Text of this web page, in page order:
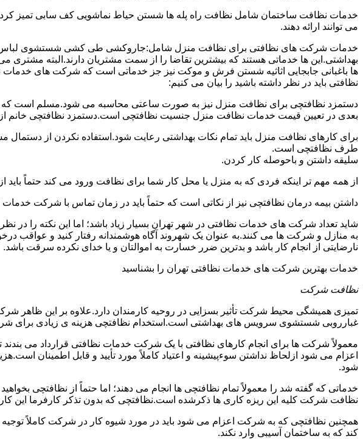
خدمات نظافت ساختمان شامل نظافت راه پله ها شستن حیاط نماشویی کف سابی تمیز
می توانند ارائه دهند.
خدمات شرکت های نظافتی برای نظافت منزل شامل:جاروکشی طی کشی شستشوی لباس
بهداشتی.این ها خدماتی هستند که بیشترین تقاضا را از سمت مشتریان دارند.البته
ها باغبانی جابجایی اثاثیه شستن فرش و موکت نیز جز خدماتی است که شرکت های خدمات
نظافتی باید در نظر داشته باشید را بیان می کنیم:
دستمزد نظافتچی برای نظافت منزل نیز به صورت ساعتی محاسبه می شود.مسلم است که
بعدی در تعیین قیمت خدمات نظافت منزل جنسیت نظافتچی است.دستمزد نظافتچی خانم
برای کارهای نظافت منزل باید تمام نکات بهداشتی رعایت شود.استفاده نکردن از
طرف نظافتچی است.
سلیقه داشتن و باحوصله کار کردن.
از همه مهم تر اینکه فردی که به منزل یا محل کار شما برای نظافت ورود می کند حتماً
داشتن بیمه درمان نظافتچی نیز از نکاتی است که حتماً باید در زمان تماس با شرکت
شاید تعداد شرکت های خدمات نظافتی در شهر تهران بسیار زیاد باشد؛ اما این نکته را در
به منازل و شرکت ها می کنند.به عنوان یک شهروند آگاه هوشمندانه رفتار کنید و عواقب
نارضایتی از انجام کار باشد و بدترین ضرر خسارت به اموالتان و یا خدای نکرده سرقت باشد.
خدمات بهترین شرکت های خدمات نظافتی تهران را بشناسید
نظافت شرکت
تمیزی همیشگی محیط شرکت تأثیر بسزایی در روحیه کارمندان دارد.علاوه بر این
غبارروبی شستشوی سرویس های بهداشتی است.استخدام نظافتچی هزینه ی زیادی برای
معمولاً شرکت ها برای انجام کارهای نظافتی با یک شرکت خدمات نظافتی قرارداد می
اعزام می شود ازلحاظ نداشتن سوءپیشینه و اعتیاد کاملاً مورد تأیید و قابل
شود.
خدماتی که گفته شد را معمولاً تمام نظافتچی ها انجام می دهند؛ اما حتماً از نظافتچی
نظافت شرکت کلیه این ریزه کاری ها ذکرشده است.نظافتچی که بدون تذکر کارفرما این
همچنین نظافتچی که به شرکت اعزام می شود باید در مورد شیوه کار در شرکت کاملاً
کند که به ساختمان آسیبی وارد نکند.